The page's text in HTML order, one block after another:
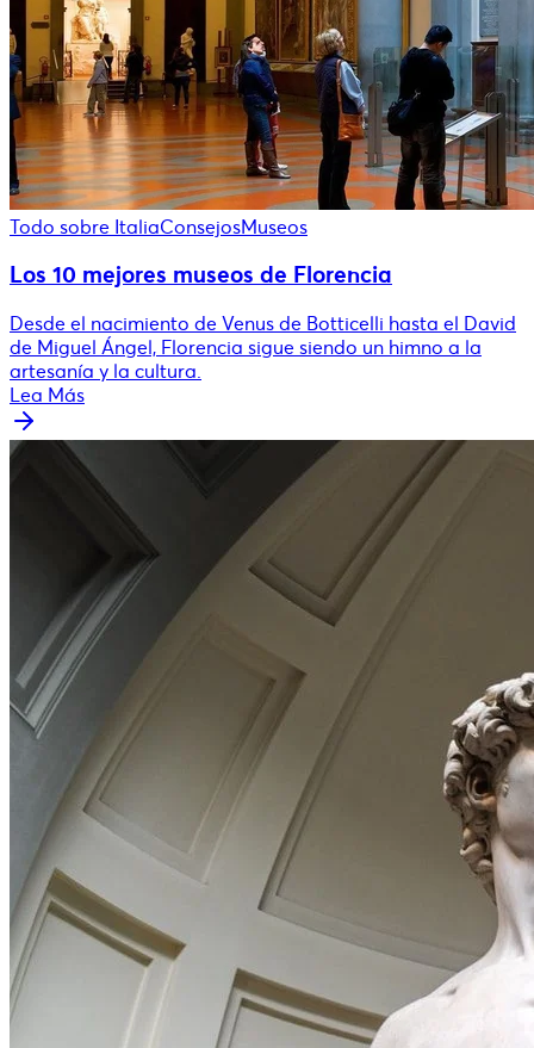
Todo sobre ItaliaConsejosMuseos
Los 10 mejores museos de Florencia
Desde el nacimiento de Venus de Botticelli hasta el David
de Miguel Ángel, Florencia sigue siendo un himno a la
artesanía y la cultura.
Lea Más